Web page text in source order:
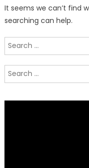
It seems we can’t find
searching can help.
Search
for:
Search
for: